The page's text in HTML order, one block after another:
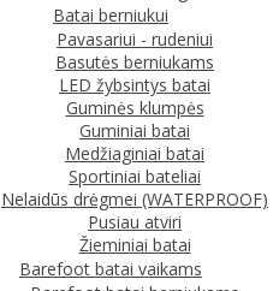
Batai berniukui
Pavasariui - rudeniui
Basutės berniukams
LED žybsintys batai
Guminės klumpės
Guminiai batai
Medžiaginiai batai
Sportiniai bateliai
Nelaidūs drėgmei (WATERPROOF)
Pusiau atviri
Žieminiai batai
Barefoot batai vaikams